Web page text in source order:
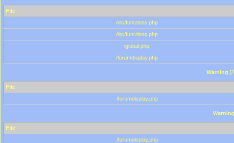
File
/inc/functions.php
/inc/functions.php
/global.php
/forumdisplay.php
Warning
File
/forumdisplay.php
Warning
File
/forumdisplay.php